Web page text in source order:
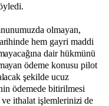
olmayan,
hem gayri maddi
dair hükmünü
ödeme konusu pilot
şekilde ucuz
ödemede bitirilmesi
ve ithalat işlemlerinizi de